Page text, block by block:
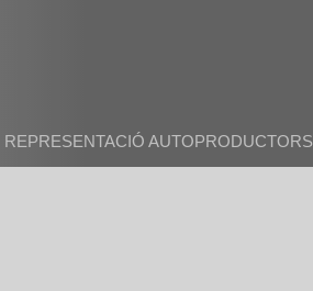
REPRESENTACIÓ AUTOPRODUCTORS